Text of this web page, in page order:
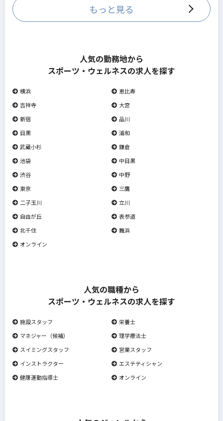
もっと見る
人気の勤務地から
スポーツ・ウェルネスの求人を探す
横浜
恵比寿
吉祥寺
大宮
新宿
品川
目黒
浦和
武蔵小杉
鎌倉
池袋
中目黒
渋谷
中野
東京
三鷹
二子玉川
立川
自由が丘
表参道
北千住
舞浜
オンライン
人気の職種から
スポーツ・ウェルネスの求人を探す
施設スタッフ
栄養士
マネジャー（候補）
理学療法士
スイミングスタッフ
営業スタッフ
インストラクター
エステティシャン
健康運動指導士
オンライン